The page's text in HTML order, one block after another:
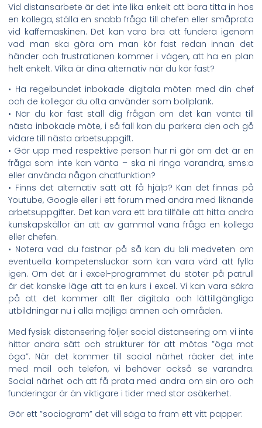
Vid distansarbete är det inte lika enkelt att bara titta in hos
en kollega, ställa en snabb fråga till chefen eller småprata
vid kaffemaskinen. Det kan vara bra att fundera igenom
vad man ska göra om man kör fast redan innan det
händer och frustrationen kommer i vägen, att ha en plan
helt enkelt. Vilka är dina alternativ när du kör fast?
• Ha regelbundet inbokade digitala möten med din chef
och de kollegor du ofta använder som bollplank.
• När du kör fast ställ dig frågan om det kan vänta till
nästa inbokade möte, i så fall kan du parkera den och gå
vidare till nästa arbetsuppgift.
• Gör upp med respektive person hur ni gör om det är en
fråga som inte kan vänta – ska ni ringa varandra, sms:a
eller använda någon chatfunktion?
• Finns det alternativ sätt att få hjälp? Kan det finnas på
Youtube, Google eller i ett forum med andra med liknande
arbetsuppgifter. Det kan vara ett bra tillfälle att hitta andra
kunskapskällor än att av gammal vana fråga en kollega
eller chefen.
• Notera vad du fastnar på så kan du bli medveten om
eventuella kompetensluckor som kan vara värd att fylla
igen. Om det är i excel-programmet du stöter på patrull
är det kanske läge att ta en kurs i excel. Vi kan vara säkra
på att det kommer allt fler digitala och lättillgängliga
utbildningar nu i alla möjliga ämnen och områden.
Med fysisk distansering följer social distansering om vi inte
hittar andra sätt och strukturer för att mötas ”öga mot
öga”. När det kommer till social närhet räcker det inte
med mail och telefon, vi behöver också se varandra.
Social närhet och att få prata med andra om sin oro och
funderingar är än viktigare i tider med stor osäkerhet.
Gör ett ”sociogram” det vill säga ta fram ett vitt papper: